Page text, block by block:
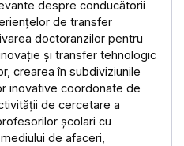
despre conducătorii
de transfer
doctoranzilor pentru
și transfer tehnologic
crearea în subdiviziunile
inovative coordonate de
de cercetare a
școlari cu
de afaceri,